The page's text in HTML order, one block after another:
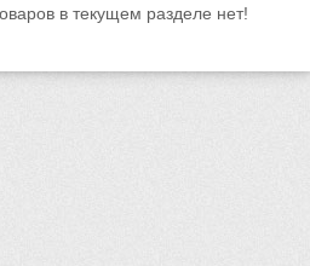
в текущем разделе нет!